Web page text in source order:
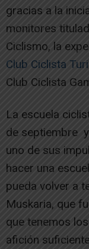
gracias a la
monitores
Ciclismo, la
Club Ciclista
Club Ciclista
La escuela
de septiembre
uno de sus
hacer una
pueda volver a
Muskaria, que
que tenemos
afición